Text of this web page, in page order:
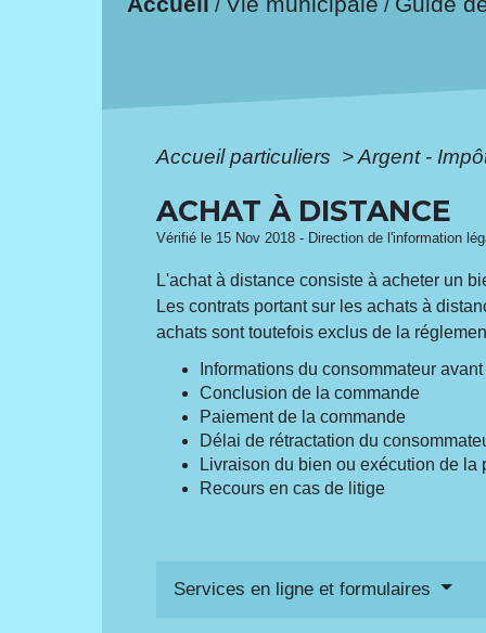
/ /
Accueil particuliers >Argent -
ACHAT À DISTANCE
Vérifié le 15 Nov 2018 - Direction de l'information
L'achat à distance consiste à acheter un
Les contrats portant sur les achats à
achats sont toutefois exclus de la
Informations du consommateur
Conclusion de la commande
Paiement de la commande
Délai de rétractation du
Livraison du bien ou exécution de la
Recours en cas de litige
Services en ligne et formulaires